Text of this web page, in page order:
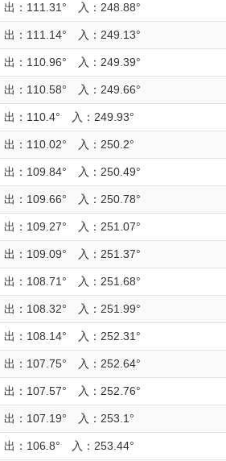
出：111.31° 入：248.88°
出：111.14° 入：249.13°
出：110.96° 入：249.39°
出：110.58° 入：249.66°
出：110.4° 入：249.93°
出：110.02° 入：250.2°
出：109.84° 入：250.49°
出：109.66° 入：250.78°
出：109.27° 入：251.07°
出：109.09° 入：251.37°
出：108.71° 入：251.68°
出：108.32° 入：251.99°
出：108.14° 入：252.31°
出：107.75° 入：252.64°
出：107.57° 入：252.76°
出：107.19° 入：253.1°
出：106.8° 入：253.44°